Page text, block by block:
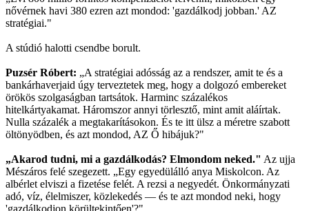
nővérnek havi 380 ezren azt mondod: 'gazdálkodj jobban.' AZ
stratégiai."
A stúdió halotti csendbe borult.
Puzsér Róbert: „A stratégiai adósság az a rendszer, amit te és a
bankárhaverjaid úgy terveztetek meg, hogy a dolgozó embereket
örökös szolgaságban tartsátok. Harminc százalékos
hitelkártyakamat. Háromszor annyi törlesztő, mint amit aláírtak.
Nulla százalék a megtakarításokon. És te itt ülsz a méretre szabott
öltönyödben, és azt mondod, AZ Ő hibájuk?"
„Akarod tudni, mi a gazdálkodás? Elmondom neked." Az ujja
Mészáros felé szegezett. „Egy egyedülálló anya Miskolcon. Az
albérlet elviszi a fizetése felét. A rezsi a negyedét. Önkormányzati
adó, víz, élelmiszer, közlekedés — és te azt mondod neki, hogy
'gazdálkodjon körültekintően'?"